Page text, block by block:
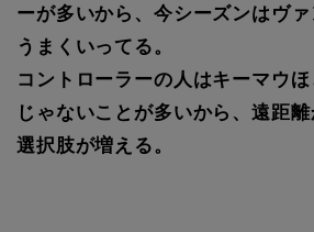
ーが多いから、今シーズンはヴ
うまくいってる。
コントローラーの人はキーマウ
じゃないことが多いから、遠距
選択肢が増える。